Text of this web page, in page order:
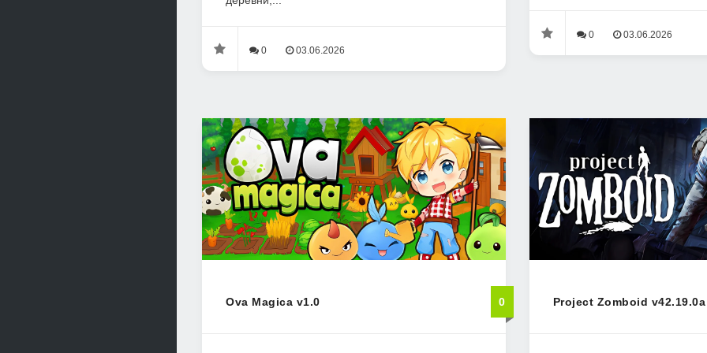
0 03.06.2026
0 03.06.2026
Ova Magica v1.0 0 Project Zomboid v42.19.0a